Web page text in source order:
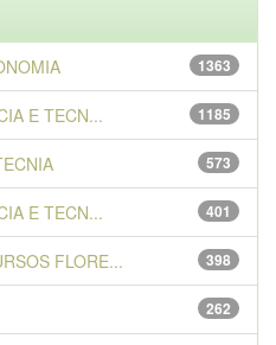
1363
1185
E TECN...
573
401
E TECN...
398
FLORE...
262